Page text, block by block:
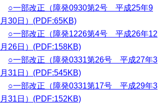
○一部改正（障発0930第2号 平成25年9
月30日）(PDF:65KB)
○一部改正（障発1226第4号 平成26年12
月26日）(PDF:158KB)
○一部改正（障発0331第26号 平成27年3
月31日）(PDF:545KB)
○一部改正（障発0331第17号 平成29年3
月31日）(PDF:152KB)